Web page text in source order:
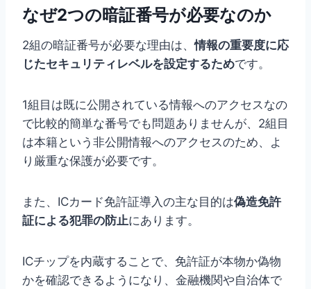
なぜ2つの暗証番号が必要なのか
2組の暗証番号が必要な理由は、情報の重要度に応
じたセキュリティレベルを設定するためです。
1組目は既に公開されている情報へのアクセスなの
で比較的簡単な番号でも問題ありませんが、2組目
は本籍という非公開情報へのアクセスのため、よ
り厳重な保護が必要です。
また、ICカード免許証導入の主な目的は偽造免許
証による犯罪の防止にあります。
ICチップを内蔵することで、免許証が本物か偽物
かを確認できるようになり、金融機関や自治体で